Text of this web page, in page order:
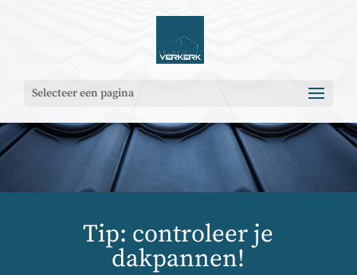
Selecteer een pagina
Tip: controleer je
dakpannen!